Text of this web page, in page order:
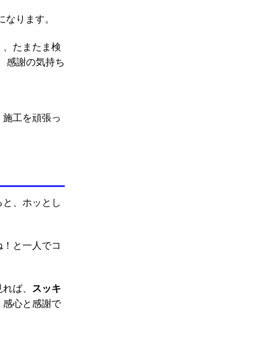
ります。
たまたま検
感謝の気持ち
工を頑張っ
、ホッとし
と一人でコ
ば、 スッキ
感心と感謝で